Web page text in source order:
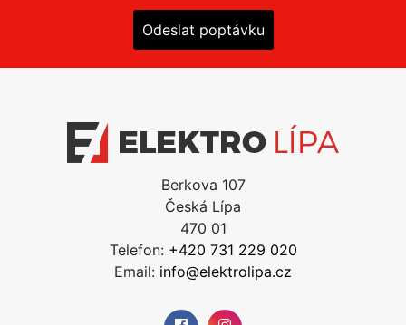
Odeslat poptávku
Berkova 107
Česká Lípa
470 01
Telefon: +420 731 229 020
Email: info@elektrolipa.cz